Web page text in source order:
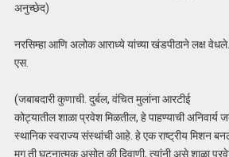
अनुच्छेद)
नरसिम्हा आणि अलोक आराध्ये यांच्या खंडपीठाने लक्ष
एस.
(जबाबदारी कुणाची. दुर्बल, वंचित मुलांना आरटीई
कोट्यातील शाळा प्रवेश मिळतील, हे पाहण्याची अनिवार्य
स्थानिक स्वराज्य संस्थांची आहे. हे एक राष्ट्रीय मिशन
मग ती घटनात्मक असोत की दिवाणी, त्यांनी असे शाळा